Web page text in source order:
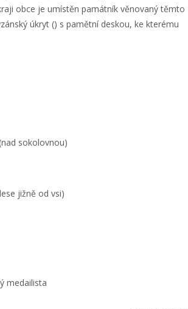
obce je umístěn památník věnovaný těmto
úkryt () s pamětní deskou, ke kterému
sokolovnou)
jižně od vsi)
medailista